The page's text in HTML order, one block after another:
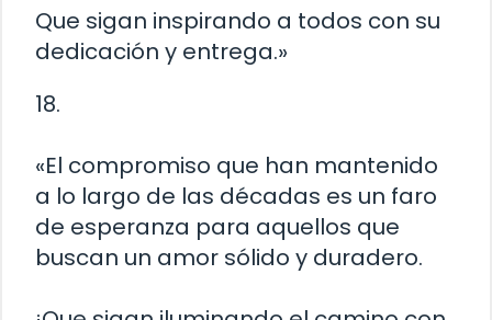
Que sigan inspirando a todos con su
dedicación y entrega.»
18.
«El compromiso que han mantenido
a lo largo de las décadas es un faro
de esperanza para aquellos que
buscan un amor sólido y duradero.